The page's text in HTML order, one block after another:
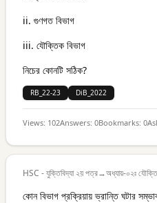
ii. গুণগত বিভাগ
iii. যৌক্তিক বিভাগ
নিচের কোনটি সঠিক?
RB_22-23 DiB_2022
Views: 102Answers: 0Bookmarks: 0
HSC - যুক্তিবিদ্যা ২য় পত্র→অধ্যায়-০২ঃ
কোন বিভাগ প্রক্রিয়ায় ভ্রান্তি ঘটার